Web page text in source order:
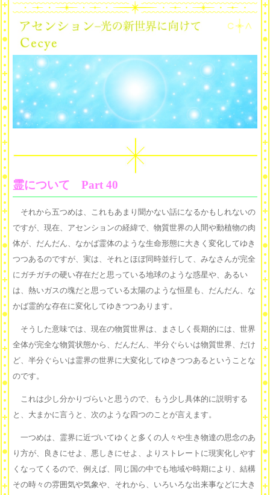
霊について Part 40
それから五つめは、これもあまり聞かない話になるかもしれないの
ですが、現在、アセンションの経緯で、物質世界の人間や動植物の肉
体が、だんだん、なかば霊体のような生命形態に大きく変化してゆき
つつあるのですが、実は、それとほぼ同時並行して、みなさんが完全
にガチガチの硬い存在だと思っている地球のような惑星や、あるい
は、熱いガスの塊だと思っている太陽のような恒星も、だんだん、な
かば霊的な存在に変化してゆきつつあります。
そうした意味では、現在の物質世界は、まさしく長期的には、世界
全体が完全な物質状態から、だんだん、半分ぐらいは物質世界、だけ
ど、半分ぐらいは霊界の世界に大変化してゆきつつあるということな
のです。
これは少し分かりづらいと思うので、もう少し具体的に説明する
と、大まかに言うと、次のような四つのことが言えます。
一つめは、霊界に近づいてゆくと多くの人々や生き物達の思念のあ
り方が、良きにせよ、悪しきにせよ、よりストレートに現実化しやす
くなってくるので、例えば、同じ国の中でも地域や時期により、結構
その時々の雰囲気や気象や、それから、いろいろな出来事などに大き